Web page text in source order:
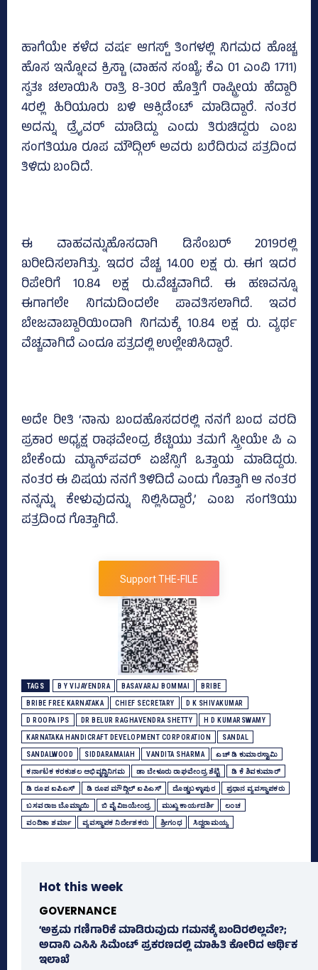
ಹಾಗೆಯೇ ಕಳೆದ ವರ್ಷ ಆಗಸ್ಟ್‌ ತಿಂಗಳಲ್ಲಿ ನಿಗಮದ ಹೊಚ್ಚ
ಹೊಸ ಇನ್ನೋವ ಕ್ರಿಸ್ಟಾ (ವಾಹನ ಸಂಖ್ಯೆ; ಕೆಎ 01 ಎಂವಿ 1711)
ಸ್ವತಃ ಚಲಾಯಿಸಿ ರಾತ್ರಿ 8-30ರ ಹೊತ್ತಿಗೆ ರಾಷ್ಟ್ರೀಯ ಹೆದ್ದಾರಿ
4ರಲ್ಲಿ ಹಿರಿಯೂರು ಬಳಿ ಆಕ್ಸಿಡೆಂಟ್‌ ಮಾಡಿದ್ದಾರೆ. ನಂತರ
ಅದನ್ನು ಡ್ರೈವರ್‌ ಮಾಡಿದ್ದು ಎಂದು ತಿರುಚಿದ್ದರು ಎಂಬ
ಸಂಗತಿಯೂ ರೂಪ ಮೌದ್ಗಿಲ್‌ ಅವರು ಬರೆದಿರುವ ಪತ್ರದಿಂದ
ತಿಳಿದು ಬಂದಿದೆ.
ಈ ವಾಹವನ್ನುಹೊಸದಾಗಿ ಡಿಸೆಂಬರ್‌ 2019ರಲ್ಲಿ
ಖರೀದಿಸಲಾಗಿತ್ತು. ಇದರ ವೆಚ್ಚ 14.00 ಲಕ್ಷ ರು. ಈಗ ಇದರ
ರಿಪೇರಿಗೆ 10.84 ಲಕ್ಷ ರು.ವೆಚ್ಚವಾಗಿದೆ. ಈ ಹಣವನ್ನೂ
ಈಗಾಗಲೇ ನಿಗಮದಿಂದಲೇ ಪಾವತಿಸಲಾಗಿದೆ. ಇವರ
ಬೇಜವಾಬ್ದಾರಿಯಿಂದಾಗಿ ನಿಗಮಕ್ಕೆ 10.84 ಲಕ್ಷ ರು. ವ್ಯರ್ಥ
ವೆಚ್ಚವಾಗಿದೆ ಎಂದೂ ಪತ್ರದಲ್ಲಿ ಉಲ್ಲೇಖಿಸಿದ್ದಾರೆ.
ಅದೇ ರೀತಿ ‘ನಾನು ಬಂದಹೊಸದರಲ್ಲಿ ನನಗೆ ಬಂದ ವರದಿ
ಪ್ರಕಾರ ಅಧ್ಯಕ್ಷ ರಾಘವೇಂದ್ರ ಶೆಟ್ಟಿಯು ತಮಗೆ ಸ್ತ್ರೀಯೇ ಪಿ ಎ
ಬೇಕೆಂದು ಮ್ಯಾನ್‌ಪವರ್‌ ಏಜೆನ್ಸಿಗೆ ಒತ್ತಾಯ ಮಾಡಿದ್ದರು.
ನಂತರ ಈ ವಿಷಯ ನನಗೆ ತಿಳಿದಿದೆ ಎಂದು ಗೊತ್ತಾಗಿ ಆ ನಂತರ
ನನ್ನನ್ನು ಕೇಳುವುದನ್ನು ನಿಲ್ಲಿಸಿದ್ದಾರೆ,’ ಎಂಬ ಸಂಗತಿಯು
ಪತ್ರದಿಂದ ಗೊತ್ತಾಗಿದೆ.
Support THE-FILE
TAGS B Y VIJAYENDRA BASAVARAJ BOMMAI BRIBE
BRIBE FREE KARNATAKA CHIEF SECRETARY D K SHIVAKUMAR
D ROOPA IPS DR BELUR RAGHAVENDRA SHETTY H D KUMARSWAMY
KARNATAKA HANDICRAFT DEVELOPMENT CORPORATION SANDAL
SANDALWOOD SIDDARAMAIAH VANDITA SHARMA ಎಚ್‌ ಡಿ ಕುಮಾರಸ್ವಾಮಿ
ಕರ್ನಾಟಕ ಕರಕುಶಲ ಅಭಿವೃದ್ಧಿನಿಗಮ ಡಾ ಬೇಳೂರು ರಾಘವೇಂದ್ರ ಶೆಟ್ಟಿ ಡಿ ಕೆ ಶಿವಕುಮಾರ್
ಡಿ ರೂಪ ಐಪಿಎಸ್‌ ಡಿ ರೂಪ ಮೌದ್ಗಿಲ್‌ ಐಪಿಎಸ್‌ ದೊಡ್ಡಬಳ್ಳಾಪುರ ಪ್ರಧಾನ ವ್ಯವಸ್ಥಾಪಕರು
ಬಸವರಾಜ ಬೊಮ್ಮಾಯಿ ಬಿ ವೈ ವಿಜಯೇಂದ್ರ ಮುಖ್ಯ ಕಾರ್ಯದರ್ಶಿ ಲಂಚ
ವಂದಿತಾ ಶರ್ಮಾ ವ್ಯವಸ್ಥಾಪಕ ನಿರ್ದೇಶಕರು ಶ್ರೀಗಂಧ ಸಿದ್ದರಾಮಯ್ಯ
Hot this week
GOVERNANCE
‘ಅಕ್ರಮ ಗಣಿಗಾರಿಕೆ ಮಾಡಿರುವುದು ಗಮನಕ್ಕೆ ಬಂದಿರಲಿಲ್ಲವೇ?;
ಅದಾನಿ ಎಸಿಸಿ ಸಿಮೆಂಟ್ ಪ್ರಕರಣದಲ್ಲಿ ಮಾಹಿತಿ ಕೋರಿದ ಆರ್ಥಿಕ
ಇಲಾಖೆ